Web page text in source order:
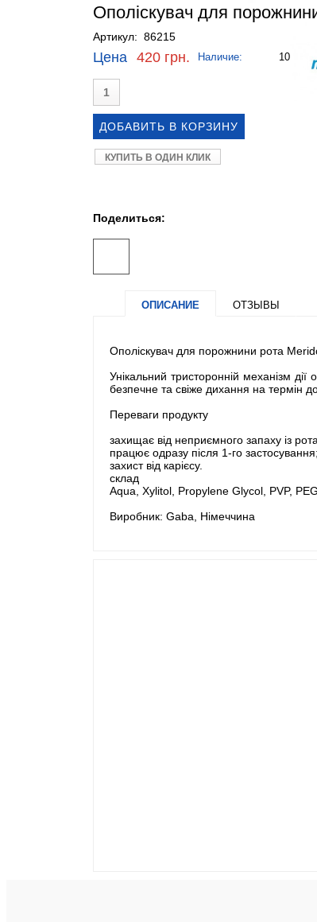
Ополіскувач для
Артикул: 86215
Цена 420 грн. Наличие: 10
КУПИТЬ В ОДИН КЛИК
Поделиться:
ОПИСАНИЕ ОТЗЫВЫ
Ополіскувач для порожнини рота
Унікальний тристоронній механізм
безпечне та свіже дихання на термін
Переваги продукту
захищає від неприємного запаху із
працює одразу після 1-го застосування;
захист від карієсу.
склад
Aqua, Xylitol, Propylene Glycol, PVP,
Виробник: Gaba, Німеччина